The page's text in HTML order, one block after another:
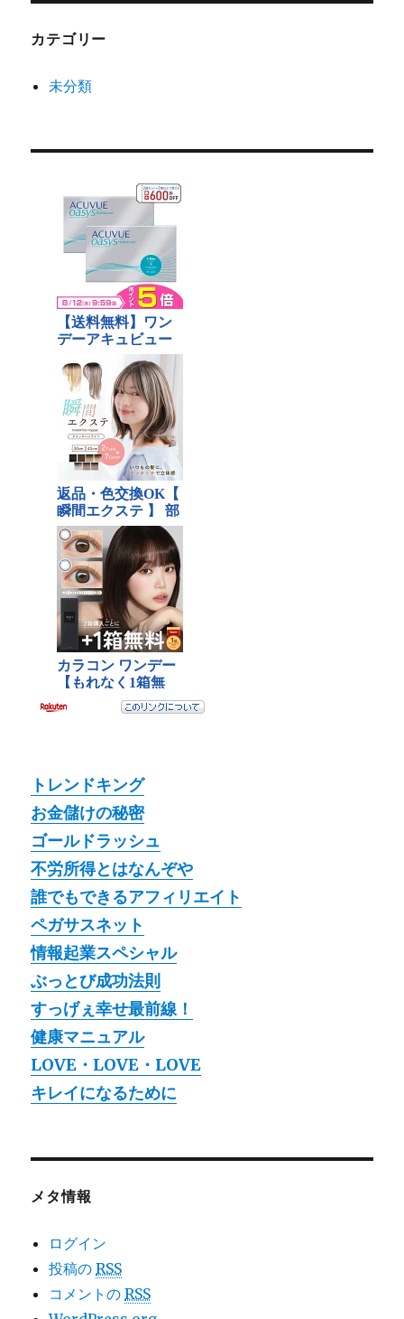
カテゴリー
未分類
トレンドキング
お金儲けの秘密
ゴールドラッシュ
不労所得とはなんぞや
誰でもできるアフィリエイト
ペガサスネット
情報起業スペシャル
ぶっとび成功法則
すっげぇ幸せ最前線！
健康マニュアル
LOVE・LOVE・LOVE
キレイになるために
メタ情報
ログイン
投稿のRSS
コメントのRSS